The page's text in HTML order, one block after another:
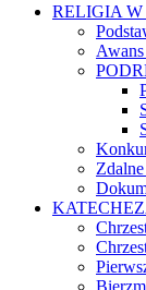
RELIGIA